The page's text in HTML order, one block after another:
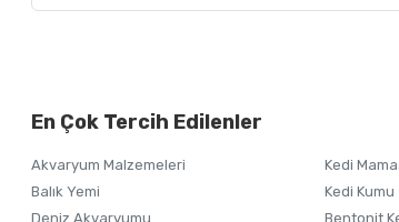
Ürün açıklamasında eksik bilgiler bulunuyor.
En Çok Tercih Edilenler
Akvaryum Malzemeleri
Balık Yemi
Deniz Akvaryumu
Kedi
Kedi Kumu
Bentonit